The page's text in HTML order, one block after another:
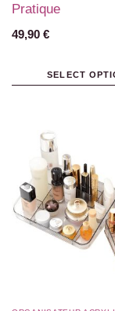
Pratique
49,90 €
SELECT